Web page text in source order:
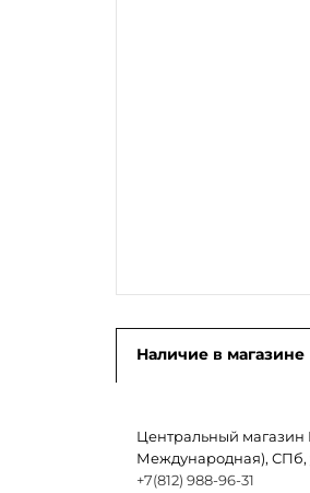
Наличие в магазине
Центральный магазин
Международная), СПб,
+7(812) 988-96-31